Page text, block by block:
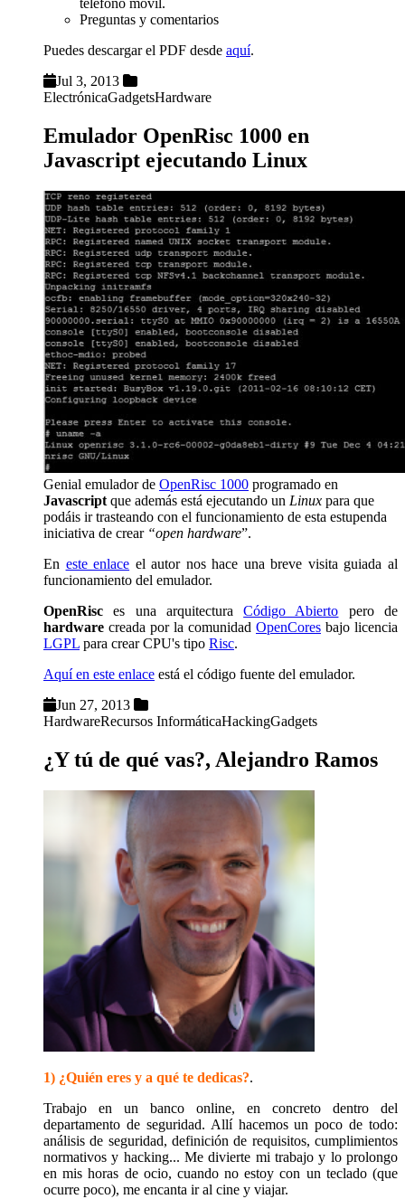
teléfono móvil.
Preguntas y comentarios
Puedes descargar el PDF desde aquí.
Jul 3, 2013
ElectrónicaGadgetsHardware
Emulador OpenRisc 1000 en
Javascript ejecutando Linux
Genial emulador de OpenRisc 1000 programado en
Javascript que además está ejecutando un Linux para que
podáis ir trasteando con el funcionamiento de esta estupenda
iniciativa de crear “open hardware”.
En este enlace el autor nos hace una breve visita guiada al
funcionamiento del emulador.
OpenRisc es una arquitecturaCódigo Abierto pero de
hardware creada por la comunidad OpenCores bajo licencia
LGPL para crear CPU's tipo Risc.
Aquí en este enlace está el código fuente del emulador.
Jun 27, 2013
HardwareRecursos InformáticaHackingGadgets
¿Y tú de qué vas?, Alejandro Ramos
1) ¿Quién eres y a qué te dedicas?.
Trabajo en un banco online, en concreto dentro del
departamento de seguridad. Allí hacemos un poco de todo:
análisis de seguridad, definición de requisitos, cumplimientos
normativos y hacking... Me divierte mi trabajo y lo prolongo
en mis horas de ocio, cuando no estoy con un teclado (que
ocurre poco), me encanta ir al cine y viajar.